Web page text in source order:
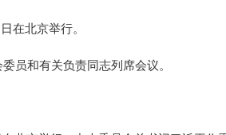
北京举行。
和有关负责同志列席会议。